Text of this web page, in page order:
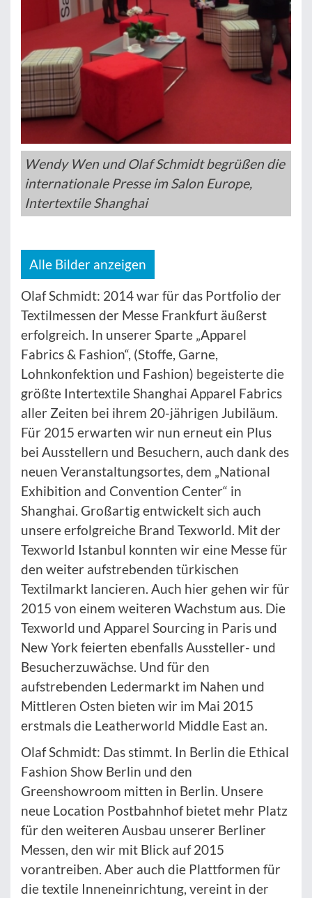
Wendy Wen und Olaf Schmidt begrüßen die
internationale Presse im Salon Europe,
Intertextile Shanghai
Alle Bilder anzeigen
Olaf Schmidt: 2014 war für das Portfolio der
Textilmessen der Messe Frankfurt äußerst
erfolgreich. In unserer Sparte „Apparel
Fabrics & Fashion“, (Stoffe, Garne,
Lohnkonfektion und Fashion) begeisterte die
größte Intertextile Shanghai Apparel Fabrics
aller Zeiten bei ihrem 20-jährigen Jubiläum.
Für 2015 erwarten wir nun erneut ein Plus
bei Ausstellern und Besuchern, auch dank des
neuen Veranstaltungsortes, dem „National
Exhibition and Convention Center“ in
Shanghai. Großartig entwickelt sich auch
unsere erfolgreiche Brand Texworld. Mit der
Texworld Istanbul konnten wir eine Messe für
den weiter aufstrebenden türkischen
Textilmarkt lancieren. Auch hier gehen wir für
2015 von einem weiteren Wachstum aus. Die
Texworld und Apparel Sourcing in Paris und
New York feierten ebenfalls Aussteller- und
Besucherzuwächse. Und für den
aufstrebenden Ledermarkt im Nahen und
Mittleren Osten bieten wir im Mai 2015
erstmals die Leatherworld Middle East an.
Olaf Schmidt: Das stimmt. In Berlin die Ethical
Fashion Show Berlin und den
Greenshowroom mitten in Berlin. Unsere
neue Location Postbahnhof bietet mehr Platz
für den weiteren Ausbau unserer Berliner
Messen, den wir mit Blick auf 2015
vorantreiben. Aber auch die Plattformen für
die textile Inneneinrichtung, vereint in der